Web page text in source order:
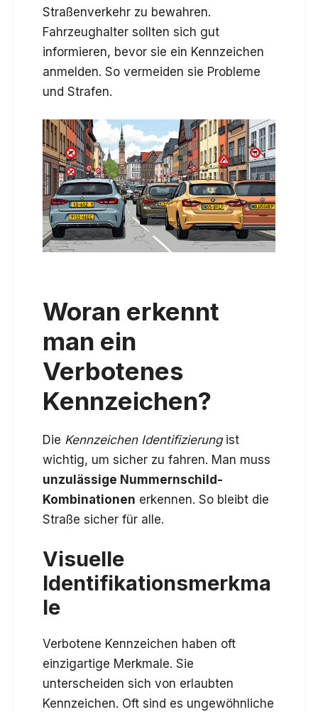
Straßenverkehr zu bewahren.
Fahrzeughalter sollten sich gut
informieren, bevor sie ein Kennzeichen
anmelden. So vermeiden sie Probleme
und Strafen.
Woran erkennt
man ein
Verbotenes
Kennzeichen?
Die Kennzeichen Identifizierungist
wichtig, um sicher zu fahren. Man muss
unzulässige Nummernschild-
Kombinationen erkennen. So bleibt die
Straße sicher für alle.
Visuelle
Identifikationsmerkma
le
Verbotene Kennzeichen haben oft
einzigartige Merkmale. Sie
unterscheiden sich von erlaubten
Kennzeichen. Oft sind es ungewöhnliche